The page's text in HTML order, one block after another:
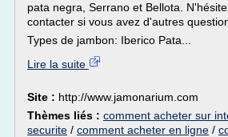
pata negra, Serrano et Bellota.
contacter si vous avez d'autres
Types de jambon: Iberico Pata...
Lire la suite
Site : http://www.jamonarium.com
Thèmes liés : comment acheter sur
securite / comment acheter en ligne /